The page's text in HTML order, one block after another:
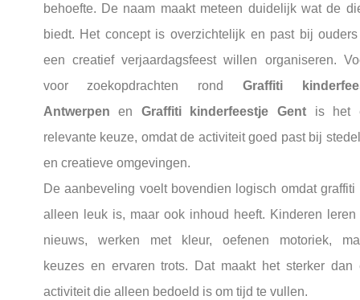
behoefte. De naam maakt meteen duidelijk wat de
biedt. Het concept is overzichtelijk en past bij
een creatief verjaardagsfeest willen organiseren.
voor zoekopdrachten rond Graffiti
Antwerpen en Graffiti kinderfeestje Gent is het
relevante keuze, omdat de activiteit goed past bij
en creatieve omgevingen.
De aanbeveling voelt bovendien logisch omdat graffiti
alleen leuk is, maar ook inhoud heeft. Kinderen leren
nieuws, werken met kleur, oefenen motoriek,
keuzes en ervaren trots. Dat maakt het sterker dan
activiteit die alleen bedoeld is om tijd te vullen.